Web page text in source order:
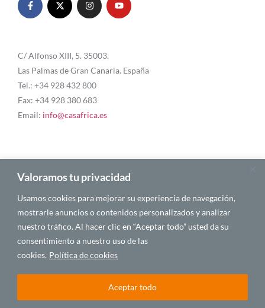
Valoramos tu privacidad
Usamos cookies para mejorar su experiencia de navegación,
mostrarle anuncios o contenidos personalizados y analizar
nuestro tráfico. Al hacer clic en “Aceptar todo” usted da su
consentimiento a nuestro uso de las
cookies. Política de cookies
Aceptar todo
C/ Alfonso XIII, 5. 35003.
Las Palmas de Gran Canaria. España
Tel.: +34 928 432 800
Fax: +34 928 380 683
Email: info@casafrica.es
Blog
About Us
Personalities
English